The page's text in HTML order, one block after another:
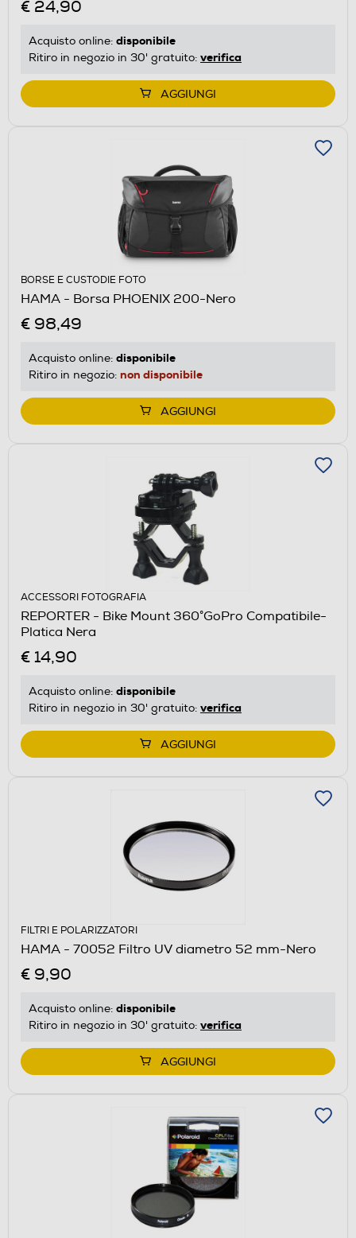
€ 24,90
Acquisto online: disponibile
Ritiro in negozio in 30' gratuito: verifica
AGGIUNGI
BORSE E CUSTODIE FOTO
HAMA - Borsa PHOENIX 200-Nero
€ 98,49
Acquisto online: disponibile
Ritiro in negozio: non disponibile
AGGIUNGI
ACCESSORI FOTOGRAFIA
REPORTER - Bike Mount 360°GoPro Compatibile-
Platica Nera
€ 14,90
Acquisto online: disponibile
Ritiro in negozio in 30' gratuito: verifica
AGGIUNGI
FILTRI E POLARIZZATORI
HAMA - 70052 Filtro UV diametro 52 mm-Nero
€ 9,90
Acquisto online: disponibile
Ritiro in negozio in 30' gratuito: verifica
AGGIUNGI